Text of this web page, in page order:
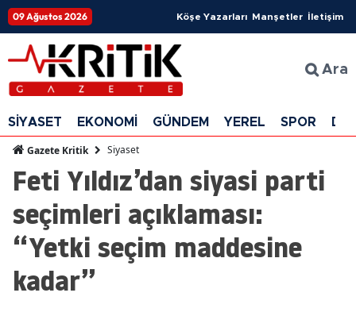
09 Ağustos 2026 Köşe Yazarları Manşetler İletişim
Ara
SİYASET EKONOMİ GÜNDEM YEREL SPOR
Gazete Kritik Siyaset
Feti Yıldız’dan siyasi parti
seçimleri açıklaması:
“Yetki seçim maddesine
kadar”